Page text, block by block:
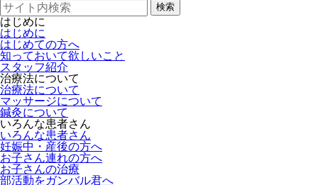
検索
はじめに
はじめに
はじめての方へ
知っておいて欲しいこと
スタッフ紹介
治療法について
治療法について
マッサージについて
鍼灸について
いろんな患者さん
いろんな患者さん
妊娠中・産後の方へ
お子さん連れの方へ
お子さんの治療
部活動をガンバル君へ